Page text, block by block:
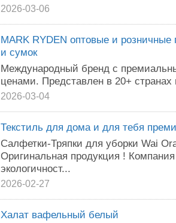
2026-03-06
MARK RYDEN оптовые и
и сумок
Международный бренд с
ценами. Представлен в 20+
2026-03-04
Текстиль для дома и для тебя
Салфетки-Тряпки для уборки Wai
Оригинальная продукция !
экологичност...
2026-02-27
Халат вафельный белый